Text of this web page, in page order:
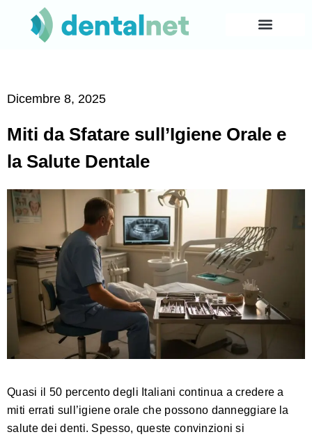
Dicembre 8, 2025
Miti da Sfatare sull’Igiene Orale e
la Salute Dentale
Quasi il 50 percento degli Italiani continua a credere a
miti errati sull’igiene orale che possono danneggiare la
salute dei denti. Spesso, queste convinzioni si